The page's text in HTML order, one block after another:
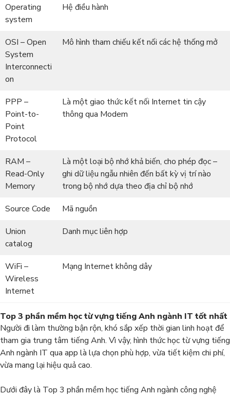
Operating
system
Hệ điều hành
OSI – Open
System
Interconnecti
on
Mô hình tham chiếu kết nối các hệ thống mở
PPP –
Point-to-
Point
Protocol
Là một giao thức kết nối Internet tin cậy
thông qua Modem
RAM –
Read-Only
Memory
Là một loại bộ nhớ khả biến, cho phép đọc –
ghi dữ liệu ngẫu nhiên đến bất kỳ vị trí nào
trong bộ nhớ dựa theo địa chỉ bộ nhớ
Source Code
Mã nguồn
Union
catalog
Danh mục liên hợp
WiFi –
Wireless
Internet
Mạng Internet không dây
Top 3 phần mềm học từ vựng tiếng Anh ngành IT tốt nhất
Người đi làm thường bận rộn, khó sắp xếp thời gian linh hoạt để
tham gia trung tâm tiếng Anh. Vì vậy, hình thức học từ vựng tiếng
Anh ngành IT qua app là lựa chọn phù hợp, vừa tiết kiệm chi phí,
vừa mang lại hiệu quả cao.
Dưới đây là Top 3 phần mềm học tiếng Anh ngành công nghệ